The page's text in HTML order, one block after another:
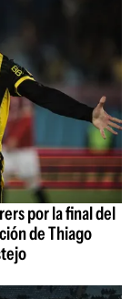
por la final del
de Thiago